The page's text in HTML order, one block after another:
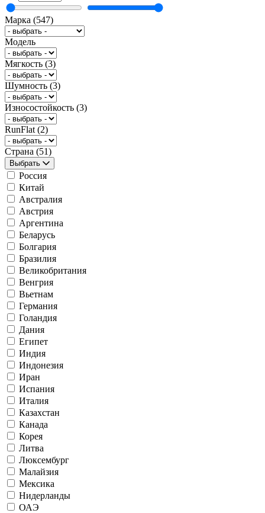
Марка (547)
Модель
Мягкость (3)
Шумность (3)
Износостойкость (3)
RunFlat (2)
Страна (51)
Выбрать
Россия
Китай
Австралия
Австрия
Аргентина
Беларусь
Болгария
Бразилия
Великобритания
Венгрия
Вьетнам
Германия
Голандия
Дания
Египет
Индия
Индонезия
Иран
Испания
Италия
Казахстан
Канада
Корея
Литва
Люксембург
Малайзия
Мексика
Нидерланды
ОАЭ